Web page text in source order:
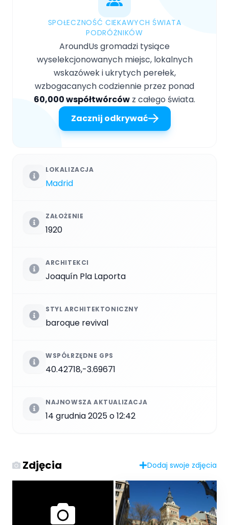
SPOŁECZNOŚĆ CIEKAWYCH ŚWIATA
PODRÓŻNIKÓW
AroundUs gromadzi tysiące
wyselekcjonowanych miejsc, lokalnych
wskazówek i ukrytych perełek,
wzbogacanych codziennie przez ponad
60,000 współtwórców z całego świata.
Zacznij odkrywać
LOKALIZACJA
Madrid
ZAŁOŻENIE
1920
ARCHITEKCI
Joaquín Pla Laporta
STYL ARCHITEKTONICZNY
baroque revival
WSPÓŁRZĘDNE GPS
40.42718,-3.69671
NAJNOWSZA AKTUALIZACJA
14 grudnia 2025 o 12:42
Zdjęcia Dodaj swoje zdjęcia